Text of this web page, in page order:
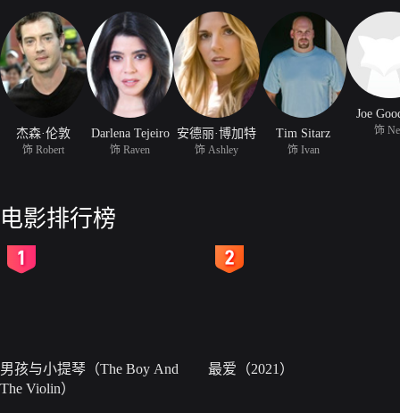
杰森·伦敦
饰 Robert
Darlena Tejeiro
饰 Raven
安德丽·博加特
饰 Ashley
Tim Sitarz
饰 Ivan
Joe
饰
电影排行榜
男孩与小提琴（The Boy And
The Violin）
最爱（2021）